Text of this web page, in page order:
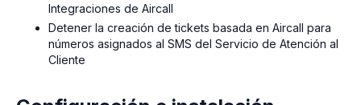
Integraciones de Aircall
Detener la creación de tickets basada en Aircall para
números asignados al SMS del Servicio de Atención al
Cliente